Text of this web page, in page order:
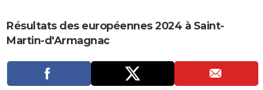
DICTIONNAIRE
Dictionnaire
Biographies
Citations
Expressions
Proverbes
PROGRAMME TV
COPAINS D'AVANT
Résultats des européennes 2024 à Saint-
Martin-d'Armagnac